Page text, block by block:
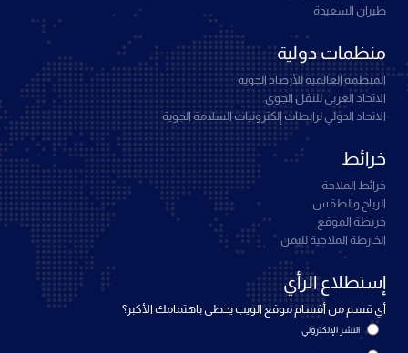
طيران السعيدة
منظمات دولية
المنظمة العالمية للأرصاد الجوية
الاتحاد العربي للنقل الجوي
الاتحاد الدولي لرابطات إلكترونيات السلامة الجوية
خرائط
خرائط الملاحة
الرياح والطقس
خريطة الموقع
الخارطة الملاحية لليمن
إستطلاع الرأي
أي قسم من أقسام موقع الويب يحظى باهتمامك الأكبر؟
النشر الإلكتروني